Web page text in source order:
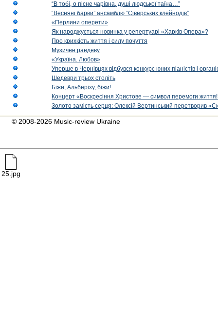
“В тобі, о пісне чарівна, душі людської таїна…”
“Весняні барви” ансамблю “Сіверських клейнодів”
«Перлини оперети»
Як народжується новинка у репертуарі «Харків Опера»?
Про крихкість життя і силу почуття
Музичне рандеву
«Україна. Любов»
Уперше в Чернівцях відбувся конкурс юних піаністів і
Шедеври трьох століть
Біжи, Альберіху, біжи!
Концерт «Воскресіння Христове — символ перемоги
Золото замість серця: Олексій Вертинський перетворив
© 2008-2026 Music-review Ukraine
25.jpg